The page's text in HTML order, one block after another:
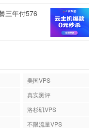
三年付576
美国VPS
真实测评
洛杉矶VPS
不限流量VPS